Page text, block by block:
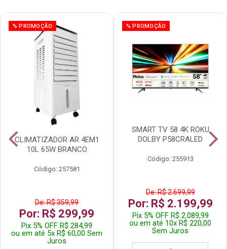
% PROMOÇÃO
CLIMATIZADOR AR 4EM1
10L 65W BRANCO
Código: 257581
De: R$ 359,99
Por: R$ 299,99
Pix 5% OFF R$ 284,99
ou em até 5x R$ 60,00 Sem
Juros
% PROMOÇÃO
SMART TV 58 4K ROKU
DOLBY P58CRALED
Código: 255913
De: R$ 2.699,99
Por: R$ 2.199,99
Pix 5% OFF R$ 2.089,99
ou em até 10x R$ 220,00
Sem Juros